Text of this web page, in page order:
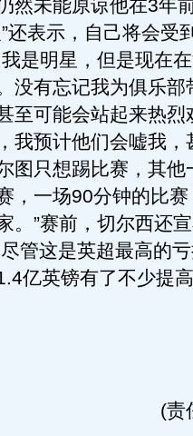
然未能原谅他在3年
还表示，自己将会受
是明星，但是现在
没有忘记我为俱乐部
至可能会站起来热烈
我预计他们会嘘我，
图只想踢比赛，其他
，一场90分钟的比
。”赛前，切尔西还
管这是英超最高的
亿英镑有了不少提
(责